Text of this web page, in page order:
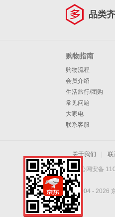
品类
购物指南
购物流程
会员介绍
生活旅行/团购
常见问题
大家电
联系客服
关于我们 联
京公网安备
Copyright © 2004 - 2026
手机扫一扫，劲爆优